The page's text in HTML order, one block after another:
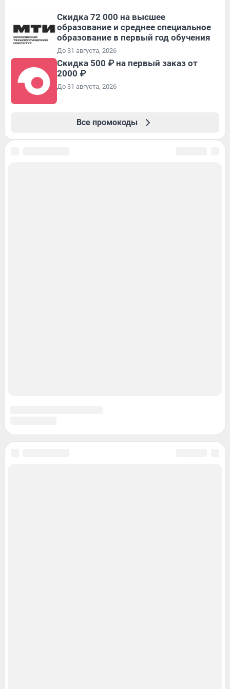
Скидка 72 000 на высшее
образование и среднее специальное
образование в первый год обучения
До 31 августа, 2026
Скидка 500 ₽ на первый заказ от
2000 ₽
До 31 августа, 2026
Все промокоды